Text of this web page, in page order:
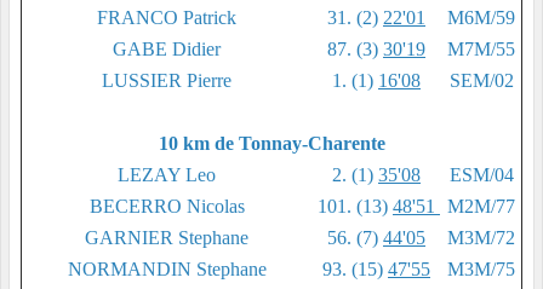
FRANCO Patrick
31. (2) 22'01
M6M/59
GABE Didier
87. (3) 30'19
M7M/55
LUSSIER Pierre
1. (1) 16'08 SEM/02
10 km de Tonnay-Charente
LEZAY Leo
2. (1) 35'08
ESM/04
BECERRO Nicolas
101. (13) 48'51
M2M/77
GARNIER Stephane
56. (7) 44'05
M3M/72
NORMANDIN Stephane
93. (15) 47'55
M3M/75